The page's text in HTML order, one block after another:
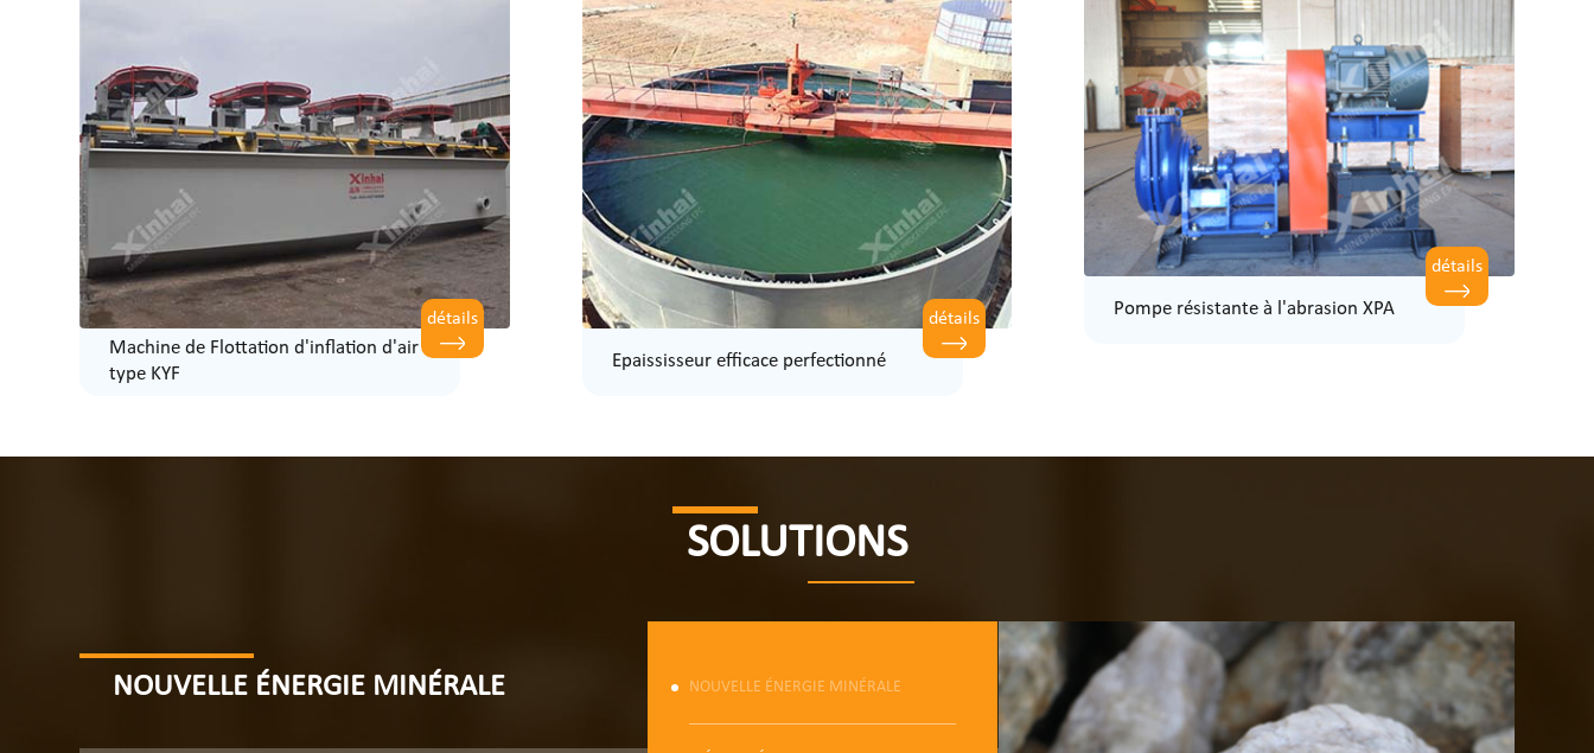
Machine de Flottation d'inflation d'air
type KYF
détails
Epaississeur efficace perfectionné
détails Pompe résistante à l'abrasion XPA
détails
SOLUTIONS
NOUVELLE ÉNERGIE MINÉRALE NOUVELLE ÉNERGIE MINÉRALE